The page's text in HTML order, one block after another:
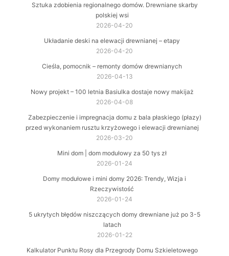
Sztuka zdobienia regionalnego domów. Drewniane skarby
polskiej wsi
2026-04-20
Układanie deski na elewacji drewnianej – etapy
2026-04-20
Cieśla, pomocnik – remonty domów drewnianych
2026-04-13
Nowy projekt – 100 letnia Basiulka dostaje nowy makijaż
2026-04-08
Zabezpieczenie i impregnacja domu z bala płaskiego (płazy)
przed wykonaniem rusztu krzyżowego i elewacji drewnianej
2026-03-20
Mini dom | dom modułowy za 50 tys zł
2026-01-24
Domy modułowe i mini domy 2026: Trendy, Wizja i
Rzeczywistość
2026-01-24
5 ukrytych błędów niszczących domy drewniane już po 3-5
latach
2026-01-22
Kalkulator Punktu Rosy dla Przegrody Domu Szkieletowego